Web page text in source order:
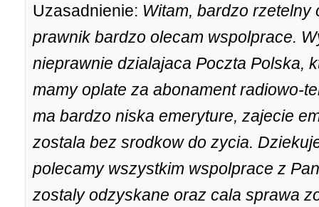
Uzasadnienie: Witam, bardzo
prawnik bardzo olecam wspolprace.
nieprawnie dzialajaca Poczta Polska,
mamy oplate za abonament radiowo-
ma bardzo niska emeryture, zajecie
zostala bez srodkow do zycia.
polecamy wszystkim wspolprace z
zostaly odzyskane oraz cala sprawa